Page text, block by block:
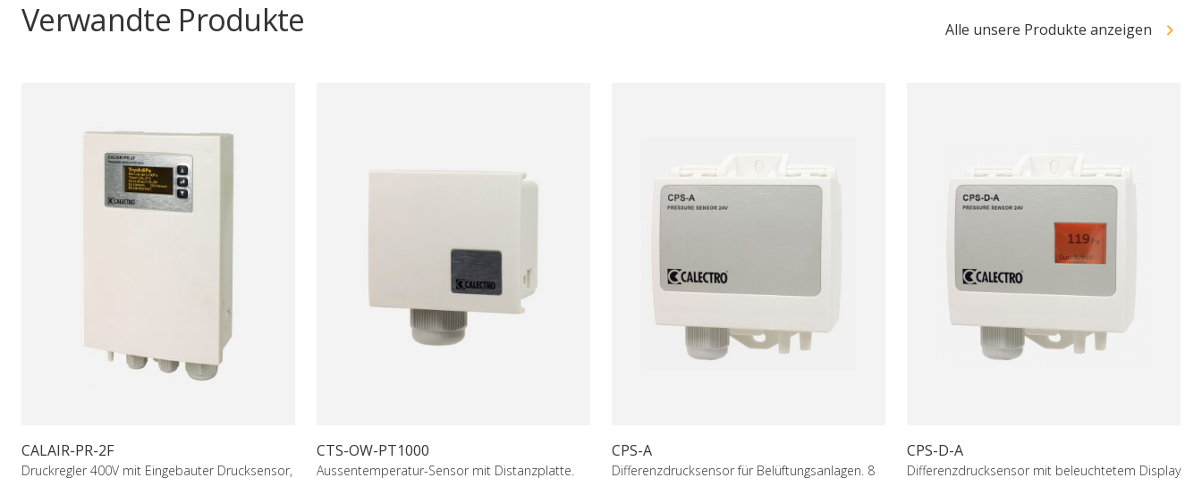
Verwandte Produkte Alle unsere Produkte anzeigen
CALAIR-PR-2F
Druckregler 400V mit Eingebauter Drucksensor,
CTS-OW-PT1000
Aussentemperatur-Sensor mit Distanzplatte.
CPS-A
Differenzdrucksensor für Belüftungsanlagen. 8
CPS-D-A
Differenzdrucksensor mit beleuchtetem Display